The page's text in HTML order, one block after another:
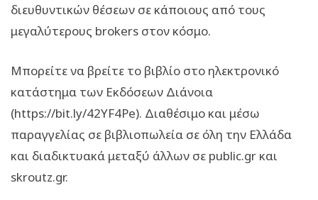
διευθυντικών θέσεων σε κάποιους από τους
μεγαλύτερους brokers στον κόσμο.
Μπορείτε να βρείτε το βιβλίο στο ηλεκτρονικό
κατάστημα των Εκδόσεων Διάνοια
(https://bit.ly/42YF4Pe). Διαθέσιμο και μέσω
παραγγελίας σε βιβλιοπωλεία σε όλη την Ελλάδα
και διαδικτυακά μεταξύ άλλων σε public.gr και
skroutz.gr.